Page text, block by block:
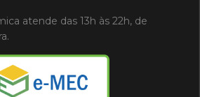
atende das 13h às 22h, de